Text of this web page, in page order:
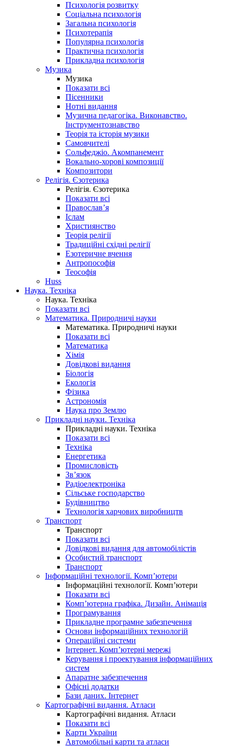
Психологія розвитку
Соціальна психологія
Загальна психологія
Психотерапія
Популярна психологія
Практична психологія
Прикладна психологія
Музика
Музика
Показати всі
Пісенники
Нотні видання
Музична педагогіка. Виконавство.
Інструментознавство
Теорія та історія музики
Самовчителі
Сольфеджіо. Акомпанемент
Вокально-хорові композиції
Композитори
Релігія. Єзотерика
Релігія. Єзотерика
Показати всі
Православ’я
Іслам
Християнство
Теорія релігії
Традиційні східні релігії
Езотеричне вчення
Антропософія
Теософія
Huss
Наука. Техніка
Наука. Техніка
Показати всі
Математика. Природничі науки
Математика. Природничі науки
Показати всі
Математика
Хімія
Довідкові видання
Біологія
Екологія
Фізика
Астрономія
Наука про Землю
Прикладні науки. Техніка
Прикладні науки. Техніка
Показати всі
Техніка
Енергетика
Промисловість
Зв’язок
Радіоелектроніка
Сільське господарство
Будівництво
Технологія харчових виробництв
Транспорт
Транспорт
Показати всі
Довідкові видання для автомобілістів
Особистий транспорт
Транспорт
Інформаційні технології. Комп’ютери
Інформаційні технології. Комп’ютери
Показати всі
Комп’ютерна графіка. Дизайн. Анімація
Програмування
Прикладне програмне забезпечення
Основи інформаційних технологій
Операційні системи
Інтернет. Комп’ютерні мережі
Керування і проектування інформаційних
систем
Апаратне забезпечення
Офісні додатки
Бази даних. Інтернет
Картографічні видання. Атласи
Картографічні видання. Атласи
Показати всі
Карти України
Автомобільні карти та атласи